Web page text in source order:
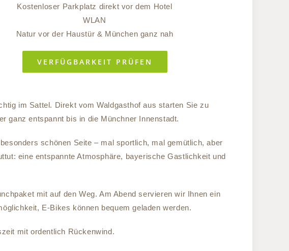
Kostenloser Parkplatz direkt vor dem Hotel
WLAN
Natur vor der Haustür & München ganz nah
VERFÜGBARKEIT PRÜFEN
im Sattel. Direkt vom Waldgasthof aus starten Sie zu
ganz entspannt bis in die Münchner Innenstadt.
schönen Seite – mal sportlich, mal gemütlich, aber
eine entspannte Atmosphäre, bayerische Gastlichkeit und
mit auf den Weg. Am Abend servieren wir Ihnen ein
E-Bikes können bequem geladen werden.
mit ordentlich Rückenwind.